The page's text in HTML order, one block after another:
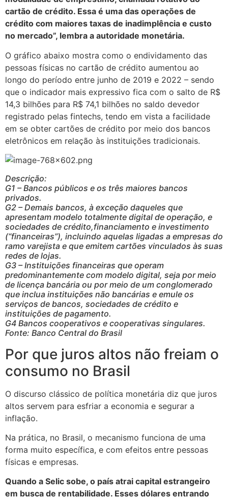
cartão de crédito. Essa é uma das operações de
crédito com maiores taxas de inadimplência e custo
no mercado”, lembra a autoridade monetária.
O gráfico abaixo mostra como o endividamento das
pessoas físicas no cartão de crédito aumentou ao
longo do período entre junho de 2019 e 2022 – sendo
que o indicador mais expressivo fica com o salto de R$
14,3 bilhões para R$ 74,1 bilhões no saldo devedor
registrado pelas fintechs, tendo em vista a facilidade
em se obter cartões de crédito por meio dos bancos
eletrônicos em relação às instituições tradicionais.
Descrição:
G1 – Bancos públicos e os três maiores bancos
privados.
G2 – Demais bancos, à exceção daqueles que
apresentam modelo totalmente digital de operação, e
sociedades de crédito,financiamento e investimento
(“financeiras”), incluindo aquelas ligadas a empresas do
ramo varejista e que emitem cartões vinculados às suas
redes de lojas.
G3 – Instituições financeiras que operam
predominantemente com modelo digital, seja por meio
de licença bancária ou por meio de um conglomerado
que inclua instituições não bancárias e emule os
serviços de bancos, sociedades de crédito e
instituições de pagamento.
G4 Bancos cooperativos e cooperativas singulares.
Fonte: Banco Central do Brasil
Por que juros altos não freiam o
consumo no Brasil
O discurso clássico de política monetária diz que juros
altos servem para esfriar a economia e segurar a
inflação.
Na prática, no Brasil, o mecanismo funciona de uma
forma muito específica, e com efeitos entre pessoas
físicas e empresas.
Quando a Selic sobe, o país atrai capital estrangeiro
em busca de rentabilidade. Esses dólares entrando